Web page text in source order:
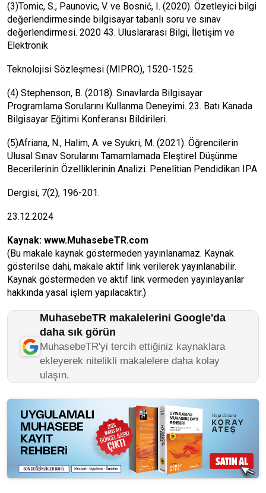
(3)Tomic, S., Paunovic, V. ve Bosnić, I. (2020). Özetleyici bilgi
değerlendirmesinde bilgisayar tabanlı soru ve sınav
değerlendirmesi. 2020 43. Uluslararası Bilgi, İletişim ve
Elektronik
Teknolojisi Sözleşmesi (MIPRO), 1520-1525.
(4) Stephenson, B. (2018). Sınavlarda Bilgisayar
Programlama Sorularını Kullanma Deneyimi. 23. Batı Kanada
Bilgisayar Eğitimi Konferansı Bildirileri.
(5)Afriana, N., Halim, A. ve Syukri, M. (2021). Öğrencilerin
Ulusal Sınav Sorularını Tamamlamada Eleştirel Düşünme
Becerilerinin Özelliklerinin Analizi. Penelitian Pendidikan IPA
Dergisi, 7(2), 196-201.
23.12.2024
Kaynak: www.MuhasebeTR.com
(Bu makale kaynak göstermeden yayınlanamaz. Kaynak
gösterilse dahi, makale aktif link verilerek yayınlanabilir.
Kaynak göstermeden ve aktif link vermeden yayınlayanlar
hakkında yasal işlem yapılacaktır.)
MuhasebeTR makalelerini Google'da
daha sık görün
MuhasebeTR'yi tercih ettiğiniz kaynaklara
ekleyerek nitelikli makalelere daha kolay
ulaşın.